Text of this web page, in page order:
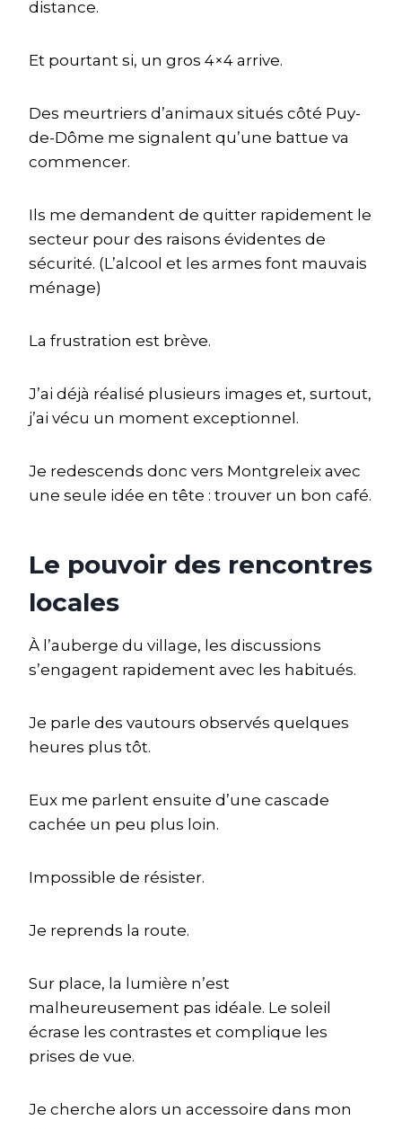
distance.
Et pourtant si, un gros 4×4 arrive.
Des meurtriers d’animaux situés côté Puy-
de-Dôme me signalent qu’une battue va
commencer.
Ils me demandent de quitter rapidement le
secteur pour des raisons évidentes de
sécurité. (L’alcool et les armes font mauvais
ménage)
La frustration est brève.
J’ai déjà réalisé plusieurs images et, surtout,
j’ai vécu un moment exceptionnel.
Je redescends donc vers Montgreleix avec
une seule idée en tête : trouver un bon café.
Le pouvoir des rencontres
locales
À l’auberge du village, les discussions
s’engagent rapidement avec les habitués.
Je parle des vautours observés quelques
heures plus tôt.
Eux me parlent ensuite d’une cascade
cachée un peu plus loin.
Impossible de résister.
Je reprends la route.
Sur place, la lumière n’est
malheureusement pas idéale. Le soleil
écrase les contrastes et complique les
prises de vue.
Je cherche alors un accessoire dans mon